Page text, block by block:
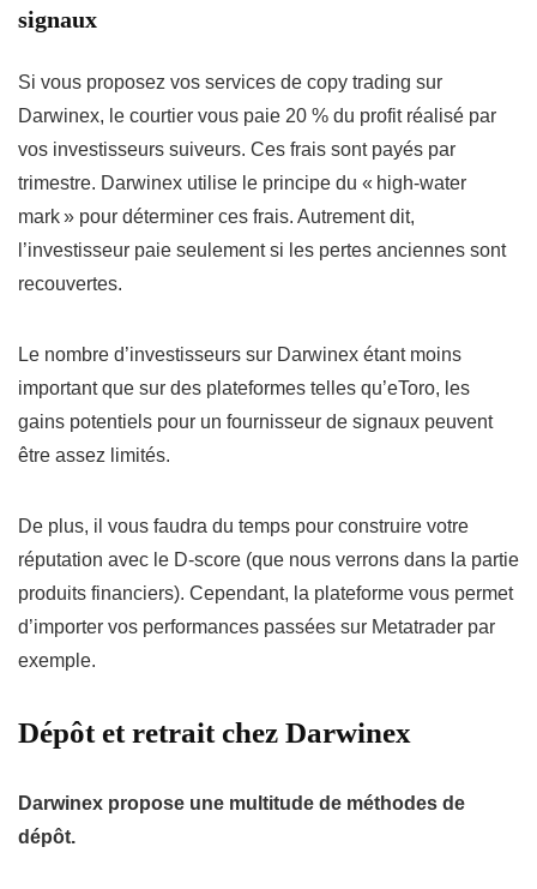
signaux
Si vous proposez vos services de copy trading sur
Darwinex, le courtier vous paie 20 % du profit réalisé par
vos investisseurs suiveurs. Ces frais sont payés par
trimestre. Darwinex utilise le principe du « high-water
mark » pour déterminer ces frais. Autrement dit,
l’investisseur paie seulement si les pertes anciennes sont
recouvertes.
Le nombre d’investisseurs sur Darwinex étant moins
important que sur des plateformes telles qu’eToro, les
gains potentiels pour un fournisseur de signaux peuvent
être assez limités.
De plus, il vous faudra du temps pour construire votre
réputation avec le D-score (que nous verrons dans la partie
produits financiers). Cependant, la plateforme vous permet
d’importer vos performances passées sur Metatrader par
exemple.
Dépôt et retrait chez Darwinex
Darwinex propose une multitude de méthodes de
dépôt.